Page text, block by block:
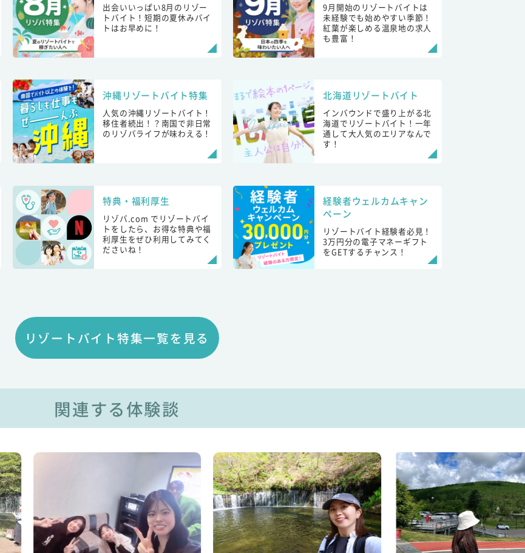
出会いいっぱい8月のリゾー
トバイト！短期の夏休みバイ
トはお早めに！
9月開始のリゾートバイトは
未経験でも始めやすい季節！
紅葉が楽しめる温泉地の求人
も豊富！
沖縄リゾートバイト特集
人気の沖縄リゾートバイト！
移住者続出！？南国で非日常
のリゾバライフが味わえる！
北海道リゾートバイト
インバウンドで盛り上がる北
海道でリゾートバイト！一年
通して大人気のエリアなんで
す！
特典・福利厚生
リゾバ.com でリゾートバイ
トをしたら、お得な特典や福
利厚生をぜひ利用してみてく
ださいね！
経験者ウェルカムキャン
ペーン
リゾートバイト経験者必見！
3万円分の電子マネーギフト
をGETするチャンス！
リゾートバイト特集一覧を見る
関連する体験談